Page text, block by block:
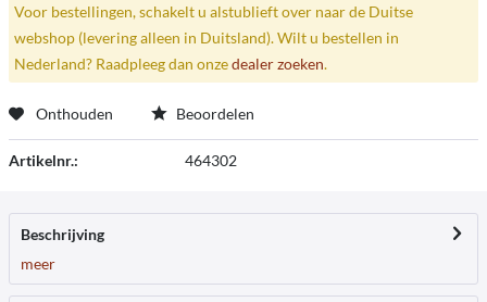
Voor bestellingen, schakelt u alstublieft over naar de Duitse
webshop (levering alleen in Duitsland). Wilt u bestellen in
Nederland? Raadpleeg dan onzedealer zoeken.
Onthouden Beoordelen
Artikelnr.: 464302
Beschrijving
meer